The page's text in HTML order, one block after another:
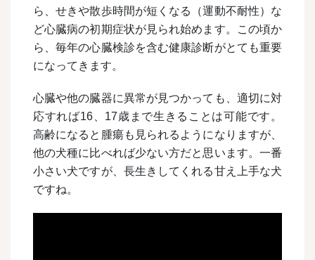
ら、せきや散歩時間が短くなる（運動不耐性）な
ど心臓病の初期症状が見られ始めます。この頃か
ら、毎年の心臓検診を含む健康診断がとても重要
になってきます。
心臓や他の臓器に異常が見つかっても、適切に対
応すれば16、17歳まで生きることは可能です。
高齢になると腫瘍も見られるようになりますが、
他の犬種に比べれば少ない方だと思います。一番
小さい犬ですが、長生きしてくれる甘え上手な犬
ですね。